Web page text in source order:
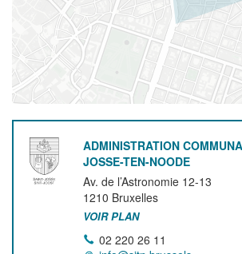
ADMINISTRATION
JOSSE-TEN-NOODE
Av. de l’Astronomie 12-13
1210 Bruxelles
VOIR PLAN
02 220 26 11